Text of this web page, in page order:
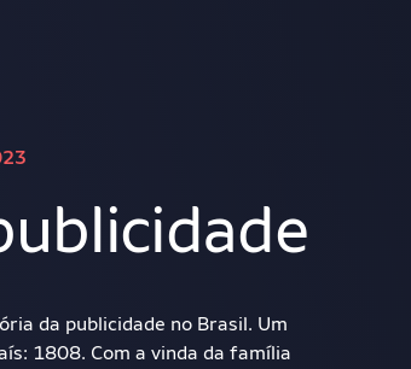
da publicidade no Brasil. Um
1808. Com a vinda da família